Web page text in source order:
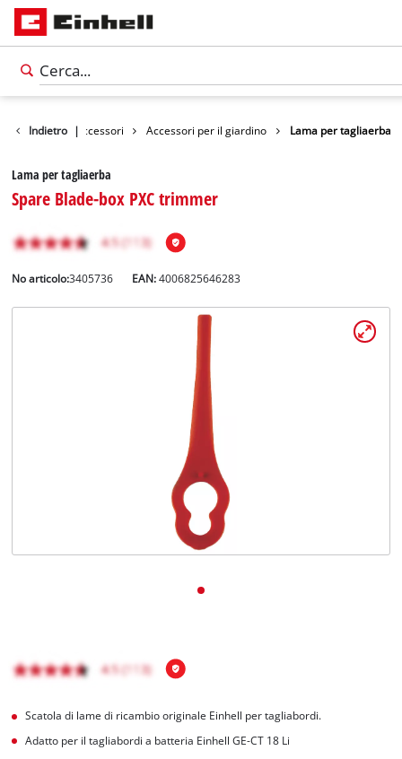
Indietro |Accessori Accessori per il giardino Lama per tagliaerba
Lama per tagliaerba
Spare Blade-box PXC trimmer
No articolo:3405736 EAN:4006825646283
Scatola di lame di ricambio originale Einhell per tagliabordi.
Adatto per il tagliabordi a batteria Einhell GE-CT 18 Li